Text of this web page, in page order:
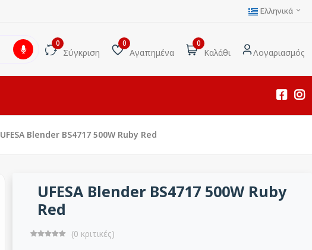
Ελληνικά
0
Σύγκριση
0
Αγαπημένα
0
Καλάθι Λογαριασμός
UFESA Blender BS4717 500W Ruby Red
UFESA Blender BS4717 500W Ruby
Red
(0 κριτικές)